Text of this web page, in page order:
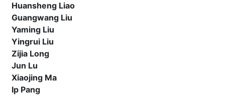
Huansheng Liao
Guangwang Liu
Yaming Liu
Yingrui Liu
Zijia Long
Jun Lu
Xiaojing Ma
Ip Pang